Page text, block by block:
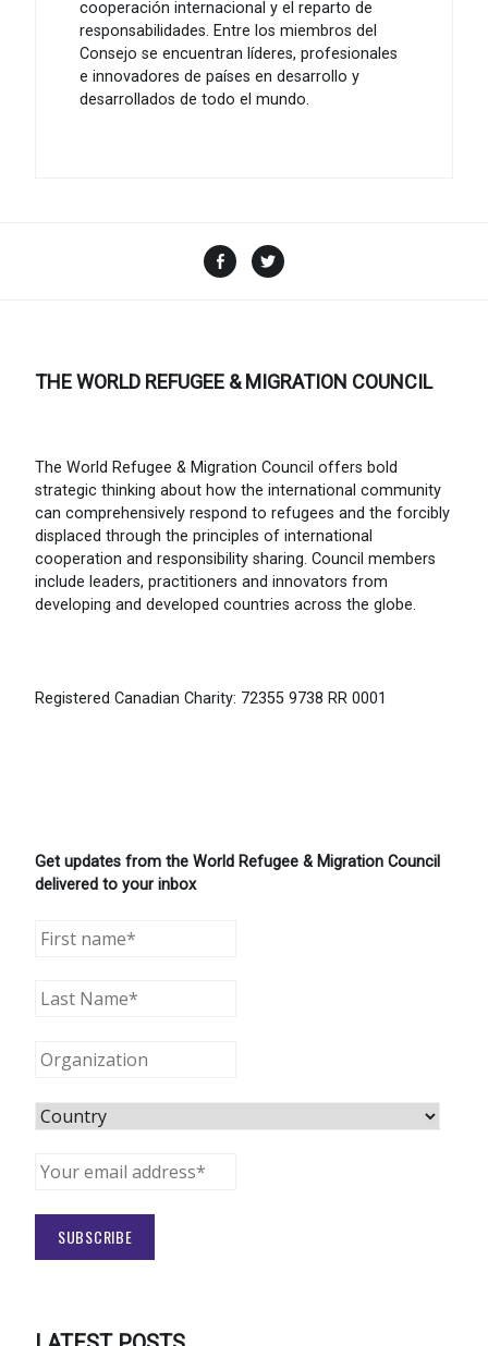
cooperación internacional y el reparto de
responsabilidades. Entre los miembros del
Consejo se encuentran líderes, profesionales
e innovadores de países en desarrollo y
desarrollados de todo el mundo.
Facebook
THE WORLD REFUGEE & MIGRATION COUNCIL
The World Refugee & Migration Council offers bold
strategic thinking about how the international community
can comprehensively respond to refugees and the forcibly
displaced through the principles of international
cooperation and responsibility sharing. Council members
include leaders, practitioners and innovators from
developing and developed countries across the globe.
Registered Canadian Charity: 72355 9738 RR 0001
Get updates from the World Refugee & Migration Council
delivered to your inbox